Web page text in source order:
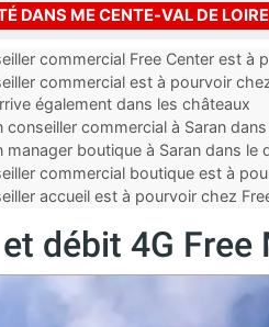
DANS ME CENTE-VAL DE LOIRE
commercial Free Center est à
commercial est à pourvoir
également dans les châteaux
conseiller commercial à Saran
manager boutique à Saran dans le
commercial boutique est à
et-Cher
accueil est à pourvoir chez
débit 4G